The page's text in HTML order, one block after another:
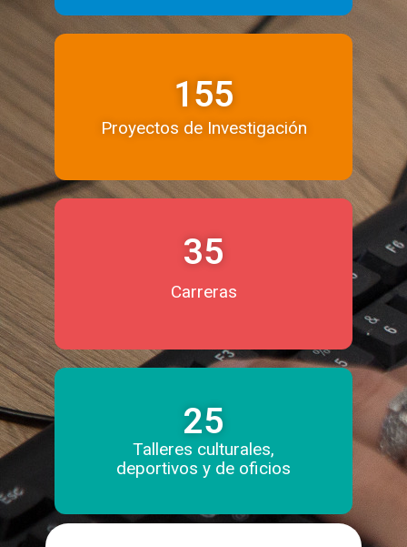
155
Proyectos de Investigación
35
Carreras
25
Talleres culturales,
deportivos y de oficios